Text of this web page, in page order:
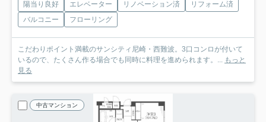
陽当り良好 エレベーター リノベーション済
リフォーム済
バルコニー
フローリング
こだわりポイント満載のサンシティ尼崎・西難波。3口コンロが付いて
いるので、たくさん作る場合でも同時に料理を進められます。... もっと
見る
中古マンション